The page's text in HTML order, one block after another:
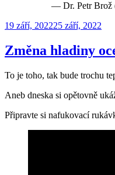
— Dr. Petr Brož
Publikováno
19 září, 202225 září, 2022
Změna hladiny
To je toho, tak bude trochu
Aneb dneska si opětovně
Připravte si nafukovací